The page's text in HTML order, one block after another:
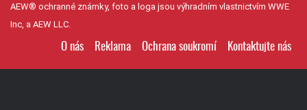
AEW® ochranné známky, foto a loga jsou výhradním vlastnictvím WWE
Inc, a AEW LLC.
O nás Reklama Ochrana soukromí Kontaktujte nás